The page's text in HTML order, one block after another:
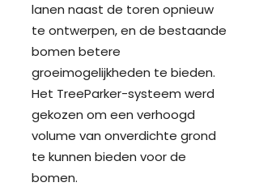
lanen naast de toren opnieuw
te ontwerpen, en de bestaande
bomen betere
groeimogelijkheden te bieden.
Het TreeParker-systeem werd
gekozen om een verhoogd
volume van onverdichte grond
te kunnen bieden voor de
bomen.